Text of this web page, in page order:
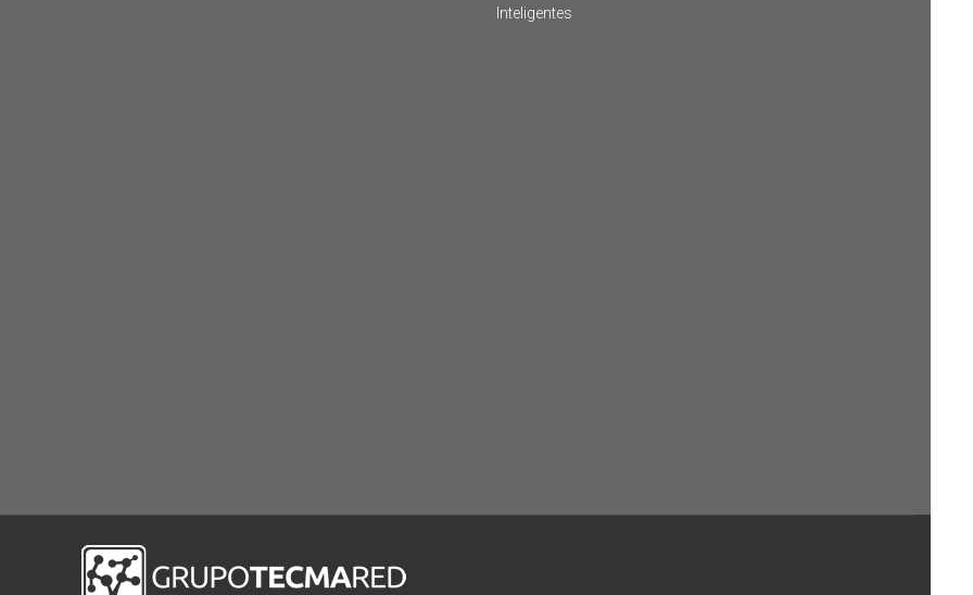
Inteligentes